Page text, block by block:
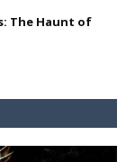
The Haunt of